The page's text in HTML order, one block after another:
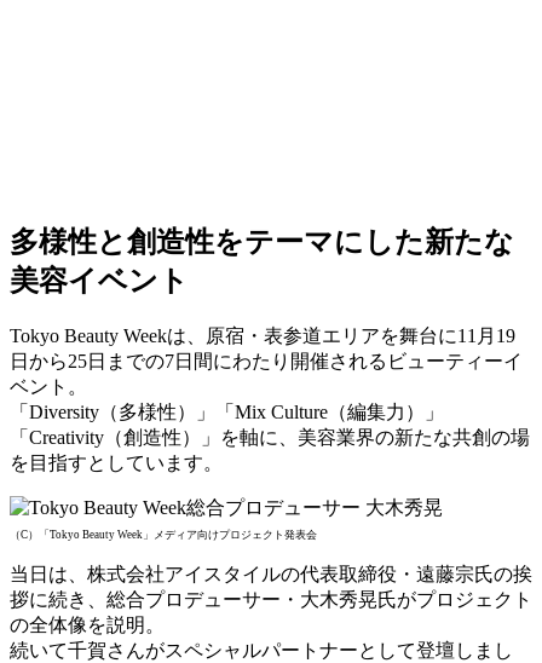
多様性と創造性をテーマにした新たな
美容イベント
Tokyo Beauty Weekは、原宿・表参道エリアを舞台に11月19
日から25日までの7日間にわたり開催されるビューティーイ
ベント。
「Diversity（多様性）」「Mix Culture（編集力）」
「Creativity（創造性）」を軸に、美容業界の新たな共創の場
を目指すとしています。
（C）「Tokyo Beauty Week」メディア向けプロジェクト発表会
当日は、株式会社アイスタイルの代表取締役・遠藤宗氏の挨
拶に続き、総合プロデューサー・大木秀晃氏がプロジェクト
の全体像を説明。
続いて千賀さんがスペシャルパートナーとして登壇しまし